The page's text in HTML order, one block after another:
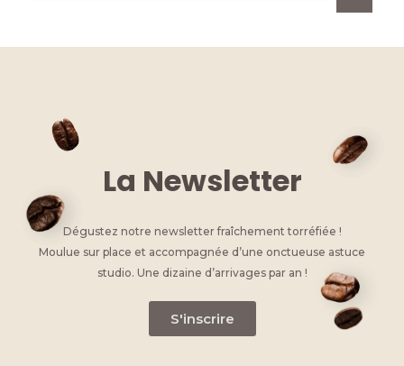
La Newsletter
Dégustez notre newsletter fraîchement torréfiée !
Moulue sur place et accompagnée d’une onctueuse astuce
studio. Une dizaine d’arrivages par an !
S'inscrire